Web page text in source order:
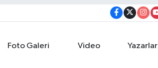
Foto Galeri Video Yazarlar